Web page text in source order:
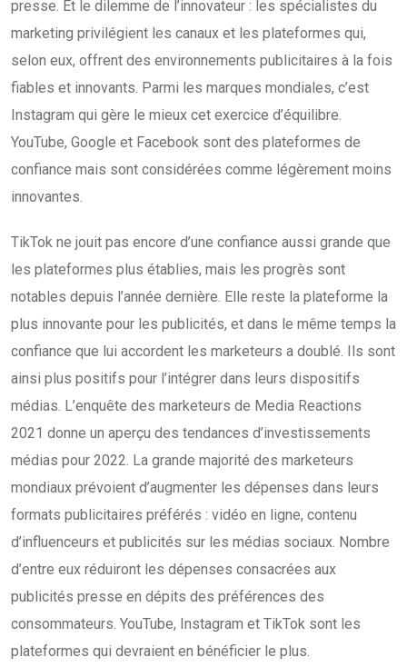
presse. Et le dilemme de l’innovateur : les spécialistes du
marketing privilégient les canaux et les plateformes qui,
selon eux, offrent des environnements publicitaires à la fois
fiables et innovants. Parmi les marques mondiales, c’est
Instagram qui gère le mieux cet exercice d’équilibre.
YouTube, Google et Facebook sont des plateformes de
confiance mais sont considérées comme légèrement moins
innovantes.
TikTok ne jouit pas encore d’une confiance aussi grande que
les plateformes plus établies, mais les progrès sont
notables depuis l’année dernière. Elle reste la plateforme la
plus innovante pour les publicités, et dans le même temps la
confiance que lui accordent les marketeurs a doublé. Ils sont
ainsi plus positifs pour l’intégrer dans leurs dispositifs
médias. L’enquête des marketeurs de Media Reactions
2021 donne un aperçu des tendances d’investissements
médias pour 2022. La grande majorité des marketeurs
mondiaux prévoient d’augmenter les dépenses dans leurs
formats publicitaires préférés : vidéo en ligne, contenu
d’influenceurs et publicités sur les médias sociaux. Nombre
d’entre eux réduiront les dépenses consacrées aux
publicités presse en dépits des préférences des
consommateurs. YouTube, Instagram et TikTok sont les
plateformes qui devraient en bénéficier le plus.